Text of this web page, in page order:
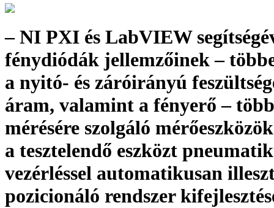
– NI PXI és LabVIEW
fénydiódák jellemzőinek –
a nyitó- és záróirányú
áram, valamint a fényerő –
mérésére szolgáló
a tesztelendő eszközt
vezérléssel automatikusan
pozicionáló rendszer